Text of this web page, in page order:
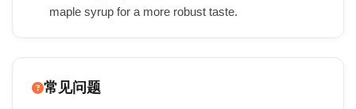
maple syrup for a more robust taste.
常见问题